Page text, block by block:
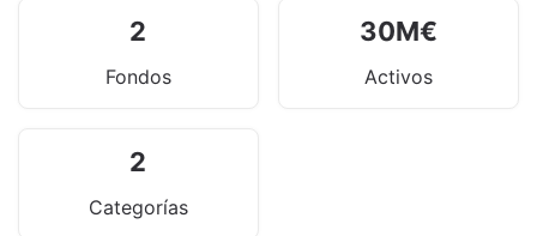
2
Fondos
30M€
Activos
2
Categorías